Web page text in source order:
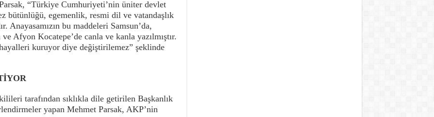
“Türkiye Cumhuriyeti’nin üniter devlet
bütünlüğü, egemenlik, resmi dil ve vatandaşlık
Anayasamızın bu maddeleri Samsun’da,
Afyon Kocatepe’de canla ve kanla yazılmıştır.
kuruyor diye değiştirilemez” şeklinde
tarafından sıklıkla dile getirilen Başkanlık
yapan Mehmet Parsak, AKP’nin